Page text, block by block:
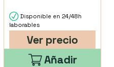
Disponible en 24/48h
laborables
Ver precio
Añadir